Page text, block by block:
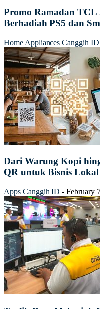
Promo Ramadan TCL
Berhadiah PS5 dan
Home Appliances Canggih ID
Dari Warung Kopi
QR untuk Bisnis Lokal
Apps Canggih ID - February